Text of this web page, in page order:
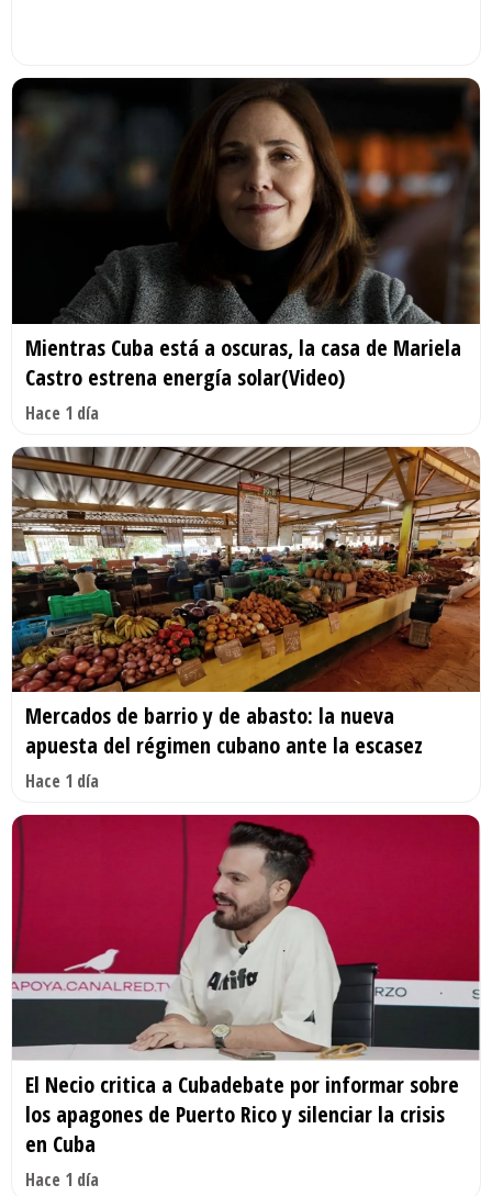
Mientras Cuba está a oscuras, la casa de Mariela
Castro estrena energía solar(Video)
Hace 1 día
Mercados de barrio y de abasto: la nueva
apuesta del régimen cubano ante la escasez
Hace 1 día
El Necio critica a Cubadebate por informar sobre
los apagones de Puerto Rico y silenciar la crisis
en Cuba
Hace 1 día